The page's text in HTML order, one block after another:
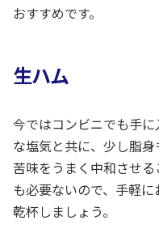
おすすめです。
生ハム
今ではコンビニでも手
な塩気と共に、少し脂
苦味をうまく中和させ
も必要ないので、手軽
乾杯しましょう。